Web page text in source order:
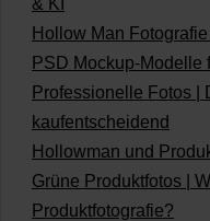
& KI
Hollow Man
PSD Mockup-Modelle
Professionelle Fotos |
kaufentscheidend
Hollowman und
Grüne Produktfotos |
Produktfotografie?